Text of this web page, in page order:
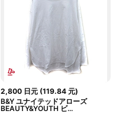
2,800 日元 (119.84 元)
B&Y ユナイテッドアローズ
BEAUTY&YOUTH ビ...